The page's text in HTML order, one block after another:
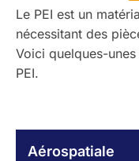
Le PEI est un
nécessitant des
Voici quelques-
PEI.
Aérospatiale